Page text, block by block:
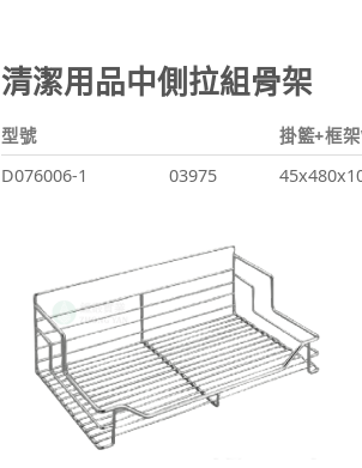
清潔用品中側拉組骨架
型號
掛籃+框
D076006-1
03975